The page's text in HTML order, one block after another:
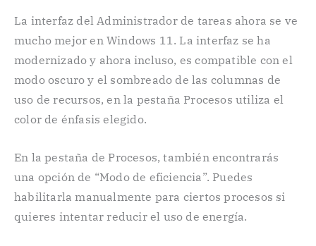
La interfaz del Administrador de tareas ahora se ve
mucho mejor en Windows 11. La interfaz se ha
modernizado y ahora incluso, es compatible con el
modo oscuro y el sombreado de las columnas de
uso de recursos, en la pestaña Procesos utiliza el
color de énfasis elegido.
En la pestaña de Procesos, también encontrarás
una opción de “Modo de eficiencia”. Puedes
habilitarla manualmente para ciertos procesos si
quieres intentar reducir el uso de energía.